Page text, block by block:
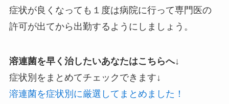
症状が良くなっても１度は病院に行って専門医の
許可が出てから出勤するようにしましょう。
溶連菌を早く治したいあなたはこちらへ↓
症状別をまとめてチェックできます↓
溶連菌を症状別に厳選してまとめました！